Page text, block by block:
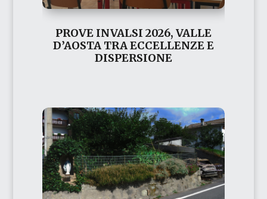
PROVE INVALSI 2026, VALLE
D’AOSTA TRA ECCELLENZE E
DISPERSIONE